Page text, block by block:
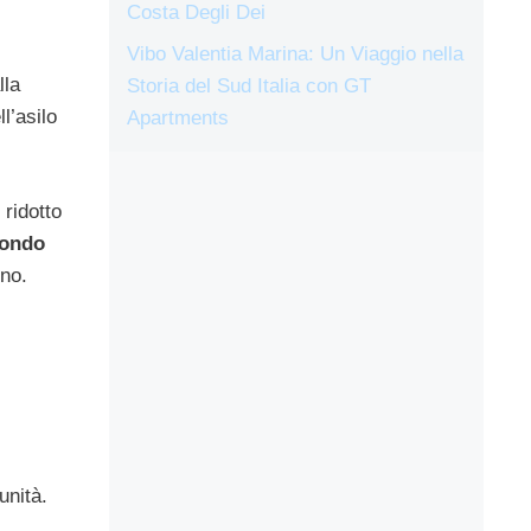
ridotto
Costa Degli Dei
Vibo Valentia Marina: Un Viaggio nella
Storia del Sud Italia con GT
Apartments